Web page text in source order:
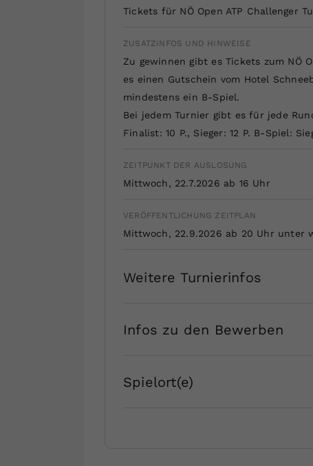
Tickets für NÖ Open ATP Challenger
ZUSATZINFOS UND HINWEISE
Zu gewinnen gibt es Tickets zum NÖ
es einen Gutschein vom Hotel
mindestens ein B-Spiel.
Bei jedem Turnier gibt es für jede
Finalist: 10 P., Sieger: 12 P. B-Spiel:
ZEITPUNKT DER AUSLOSUNG
Mittwoch, 22.7.2026 ab 16 Uhr
VERÖFFENTLICHUNG ZEITPLAN
Mittwoch, 22.9.2026 ab 20 Uhr unter
Weitere Turnierinfos
Infos zu den Bewerben
Spielort(e)